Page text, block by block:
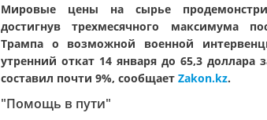
Мировые цены на сырье
достигнув трехмесячного максимума
Трампа о возможной военной
утренний откат 14 января до 65,3 доллара
составил почти 9%, сообщает Zakon.kz.
"Помощь в пути"